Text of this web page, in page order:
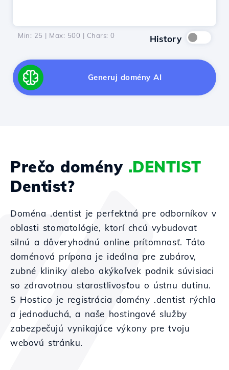
Min: 25 | Max: 500 | Chars: 0 History
Generuj domény AI
Prečo domény .DENTIST
Dentist?
Doména .dentist je perfektná pre odborníkov v
oblasti stomatológie, ktorí chcú vybudovať
silnú a dôveryhodnú online prítomnosť. Táto
doménová prípona je ideálna pre zubárov,
zubné kliniky alebo akýkoľvek podnik súvisiaci
so zdravotnou starostlivosťou o ústnu dutinu.
S Hostico je registrácia domény .dentist rýchla
a jednoduchá, a naše hostingové služby
zabezpečujú vynikajúce výkony pre tvoju
webovú stránku.